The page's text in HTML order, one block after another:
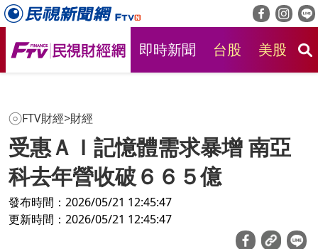
即時新聞 台股 美股
FTV財經>財經
受惠ＡＩ記憶體需求暴增 南亞
科去年營收破６６５億
發布時間：2026/05/21 12:45:47
更新時間：2026/05/21 12:45:47